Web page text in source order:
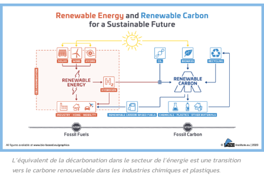
L’équivalent de la décarbonation dans le secteur de l’énergie est une transition
vers le carbone renouvelable dans les industries chimiques et plastiques.